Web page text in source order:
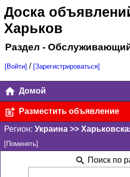
Доска
Харьков
Раздел -
[Войти] / [Зарегистрироваться]
Домой
Разместить объявление
Регион: Украина >>
[Поменять]
Поиск по